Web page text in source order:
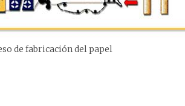
de fabricación del papel